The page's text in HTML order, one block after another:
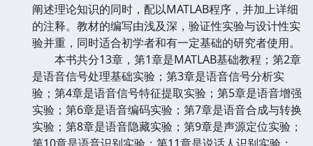
阐述理论知识的同时，配以MATLAB程序，并加上详细
的注释。教材的编写由浅及深，验证性实验与设计性实
验并重，同时适合初学者和有一定基础的研究者使用。
本书共分13章，第1章是MATLAB基础教程；第2章
是语音信号处理基础实验；第3章是语音信号分析实
验；第4章是语音信号特征提取实验；第5章是语音增强
实验；第6章是语音编码实验；第7章是语音合成与转换
实验；第8章是语音隐藏实验；第9章是声源定位实验；